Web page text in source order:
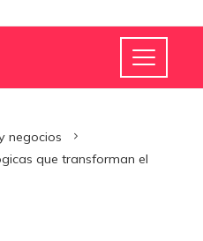
negocios
que transforman el